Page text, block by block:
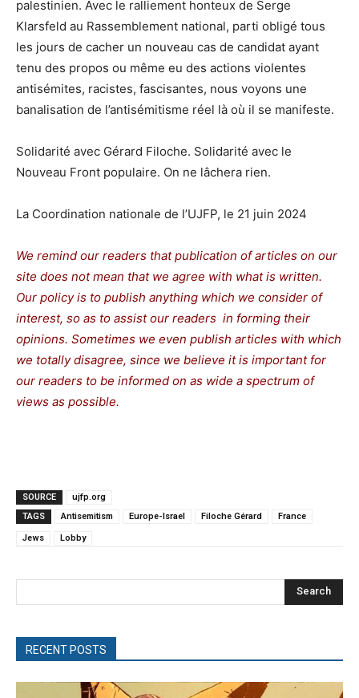
palestinien. Avec le ralliement honteux de Serge
Klarsfeld au Rassemblement national, parti obligé tous
les jours de cacher un nouveau cas de candidat ayant
tenu des propos ou même eu des actions violentes
antisémites, racistes, fascisantes, nous voyons une
banalisation de l’antisémitisme réel là où il se manifeste.
Solidarité avec Gérard Filoche. Solidarité avec le
Nouveau Front populaire. On ne lâchera rien.
La Coordination nationale de l’UJFP, le 21 juin 2024
We remind our readers that publication of articles on our
site does not mean that we agree with what is written.
Our policy is to publish anything which we consider of
interest, so as to assist our readers in forming their
opinions. Sometimes we even publish articles with which
we totally disagree, since we believe it is important for
our readers to be informed on as wide a spectrum of
views as possible.
SOURCE
ujfp.org
TAGS
Antisemitism Europe-Israel Filoche Gérard France
Jews Lobby
Search
RECENT POSTS